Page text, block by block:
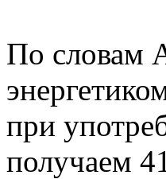
По словам
при
получаем